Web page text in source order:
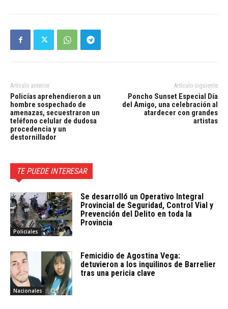
Artículo anterior
Policías aprehendieron a un
hombre sospechado de
amenazas, secuestraron un
teléfono celular de dudosa
procedencia y un
destornillador
Artículo siguiente
Poncho Sunset Especial Día
del Amigo, una celebración al
atardecer con grandes
artistas
TE PUEDE INTERESAR
Policiales
Se desarrolló un Operativo Integral
Provincial de Seguridad, Control Vial y
Prevención del Delito en toda la
Provincia
Nacionales
Femicidio de Agostina Vega:
detuvieron a los inquilinos de Barrelier
tras una pericia clave